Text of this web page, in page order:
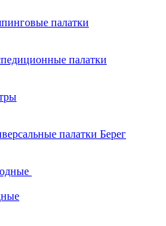
палатки
палатки
палатки Берег